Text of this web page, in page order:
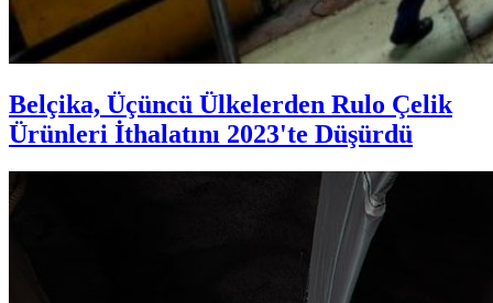
Belçika, Üçüncü Ülkelerden Rulo Çelik
Ürünleri İthalatını 2023'te Düşürdü